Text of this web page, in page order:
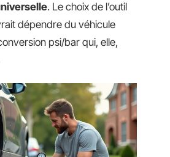
. Le choix de l’outil
dépendre du véhicule
psi/bar qui, elle,